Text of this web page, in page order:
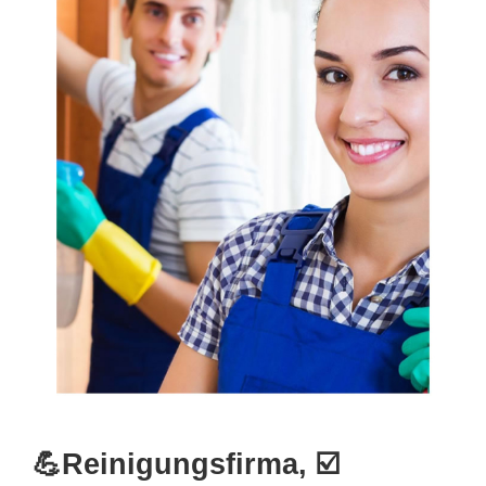
💪Reinigungsfirma, ☑️